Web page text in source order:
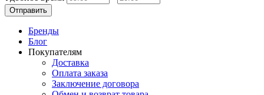
Отправить
Бренды
Блог
Покупателям
Доставка
Оплата заказа
Заключение договора